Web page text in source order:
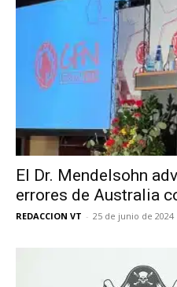
El Dr. Mendelsohn
errores de Australia
REDACCION VT - 25 de junio de 2024